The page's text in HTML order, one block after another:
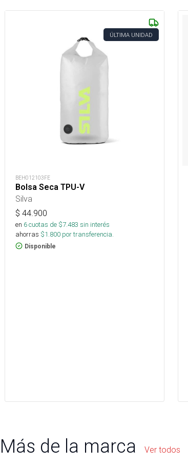
ÚLTIMA UNIDAD
BEH012103FE
Bolsa Seca TPU-V
Silva
$ 44.900
en 6cuotas de $7.483 sin interés
ahorras $1.800 por transferencia.
Disponible
Más de la marca Ver todos